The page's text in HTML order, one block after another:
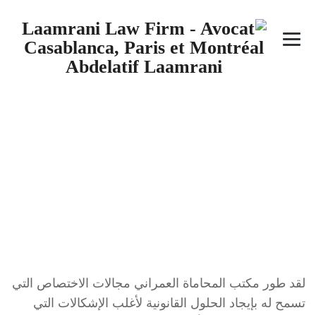
لقد طور مكتب المحاماة العمراني مجالات الاختصاص التي
تسمح له بإيجاد الحلول القانونية لأغلب الإشكالات التي